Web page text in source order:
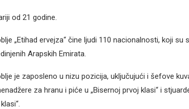
od 21 godine.
„Etihad ervejza“ čine ljudi 110 nacionalnosti, koji su
Arapskih Emirata.
je zaposleno u nizu pozicija, uključujući i šefove
za hranu i piće u „Bisernoj prvoj klasi“ i